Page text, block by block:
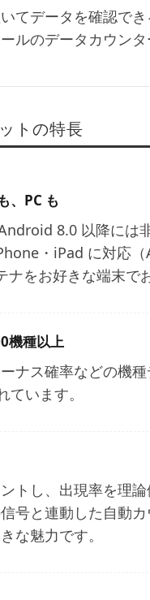
てデータを確認で
ルのデータカウン
トの特長
、PC も
8.0 以降には
・iPad に対応
をお好きな端末で
機種以上
ナス確率などの機
います。
トし、出現率を理
号と連動した自動カ
な魅力です。